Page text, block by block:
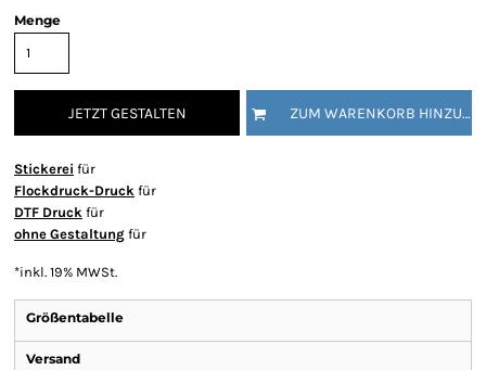
Menge
JETZT GESTALTEN ZUM WARENKORB HINZUFÜGEN
Stickerei für
Flockdruck-Druck für
DTF Druck für
ohne Gestaltung für
*inkl. 19% MWSt.
Größentabelle
Versand